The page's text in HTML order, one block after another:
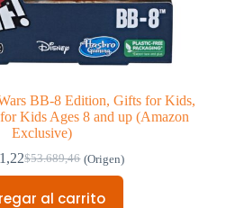
BB-8 Edition, Gifts for Kids,
Kids Ages 8 and up (Amazon
Exclusive)
$53.689,46 (Origen)
al carrito